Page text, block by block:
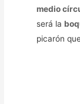
medio
será la
picarón